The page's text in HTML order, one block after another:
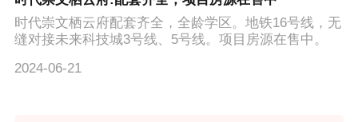
时代崇文栖云府配套齐全，全龄学区。地铁16号线，无
缝对接未来科技城3号线、5号线。项目房源在售中。
2024-06-21